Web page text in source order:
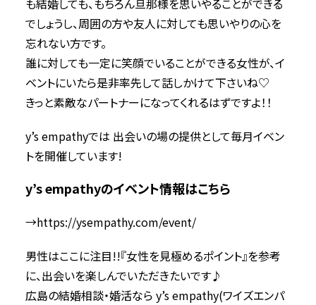
も結婚しても、もちろん旦那様を思いやることができる
でしょうし、周囲の方や友人に対しても思いやりの心を
忘れない方です。
誰に対しても一定に笑顔でいることができる女性が、イ
ベントにいたら是非率先して話しかけて下さいね♡
きっと素敵なパートナーになってくれるはずですよ！！
y’s empathyでは 出会いの場の提供として毎月イベン
トを開催しています!
y’s empathyのイベント情報はこちら
→https://ysempathy.com/event/
男性はここに注目!!『女性を見極めるポイント』を参考
に、出会いを楽しんでいただきたいです♪
広島の結婚相談・婚活なら y’s empathy(ワイズエンパ